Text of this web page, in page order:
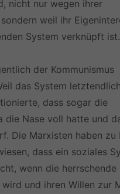
nicht nur wegen ihrer
sondern weil ihr
System verknüpft ist.
der Kommunismus
das System
dass sogar die
die Nase voll hatte und
Die Marxisten haben zu
dass ein soziales
wenn die herrschende
und ihren Willen zur